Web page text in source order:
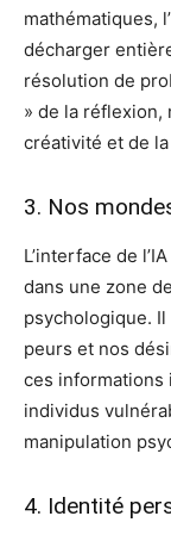
mathématiques,
décharger
résolution de
» de la réflexion,
créativité et de
3. Nos
L’interface de
dans une zone
psychologique.
peurs et nos
ces informations
individus
manipulation
4. Identité